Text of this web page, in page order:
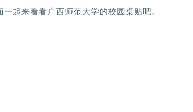
起来看看广西师范大学的校园桌贴吧。